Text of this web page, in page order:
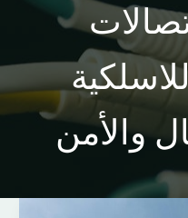
والأمن